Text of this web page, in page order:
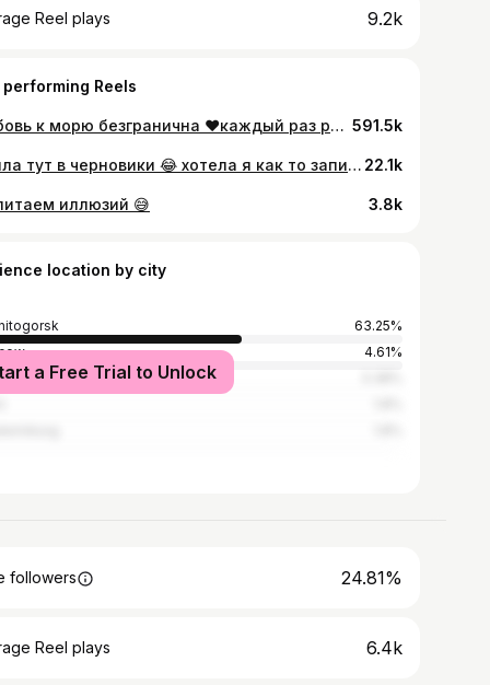
Reel plays 9.2k
performing Reels
Любовь к морю безгранична ❤️каждый раз разлучаться грустно 🥹🫶🏼 591.5k
Зашла тут в черновики 😂 хотела я как то записать reels ,сняла на половину и стук в дверь -клиентка пришла раньше 😂👍🏽как говорится -кина не будет 🤩…половинкой подовольствуюсь ❤️ • • Скучаете по видосикам с Марусей а главной роли?🥹🤪 22.1k
иллюзий 😅 3.8k
location by city
63.25%
4.61%
a Free Trial to Unlock
followers 24.81%
Reel plays 6.4k